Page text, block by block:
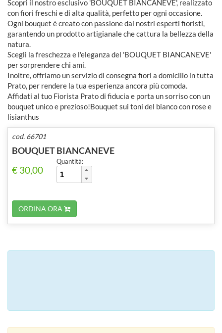
Scopri il nostro esclusivo 'BOUQUET BIANCANEVE', realizzato
con fiori freschi e di alta qualità, perfetto per ogni occasione.
Ogni bouquet è creato con passione dai nostri esperti fioristi,
garantendo un prodotto artigianale che cattura la bellezza della
natura.
Scegli la freschezza e l'eleganza del 'BOUQUET BIANCANEVE'
per sorprendere chi ami.
Inoltre, offriamo un servizio di consegna fiori a domicilio in tutta
Prato, per rendere la tua esperienza ancora più comoda.
Affidati al tuo Fiorista Prato di fiducia e porta un sorriso con un
bouquet unico e prezioso!Bouquet sui toni del bianco con rose e
lisianthus
cod. 66701
BOUQUET BIANCANEVE
€ 30,00
Quantità:
ORDINA ORA